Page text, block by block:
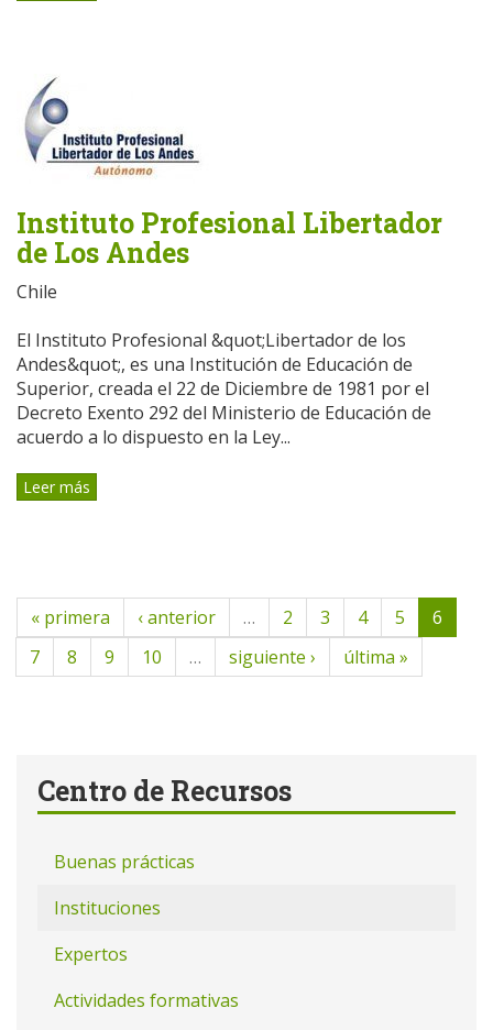
Instituto Profesional Libertador
de Los Andes
Chile
El Instituto Profesional &quot;Libertador de los
Andes&quot;, es una Institución de Educación de
Superior, creada el 22 de Diciembre de 1981 por el
Decreto Exento 292 del Ministerio de Educación de
acuerdo a lo dispuesto en la Ley...
Leer más
« primera ‹ anterior … 2 3 4 5
6
7
8 9 10 … siguiente › última »
Centro de Recursos
Buenas prácticas
Instituciones
Expertos
Actividades formativas